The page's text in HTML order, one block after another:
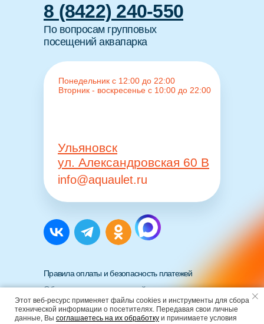
Этот веб-ресурс применяет файлы cookies и инструменты для сбора
технической информации о посетителях. Передавая свои личные
данные, Вы соглашаетесь на их обработку и принимаете условия
8 (8422) 240-550
По вопросам групповых
посещений аквапарка
info@aquaulet.ru
Ульяновск
ул. Александровская 60 В
Понедельник с 12:00 до 22:00
Вторник - воскресенье с 10:00 до 22:00
Общество с ограниченной
ответственностью «АКВАЛЭНД»
Правила оплаты и безопасность платежей